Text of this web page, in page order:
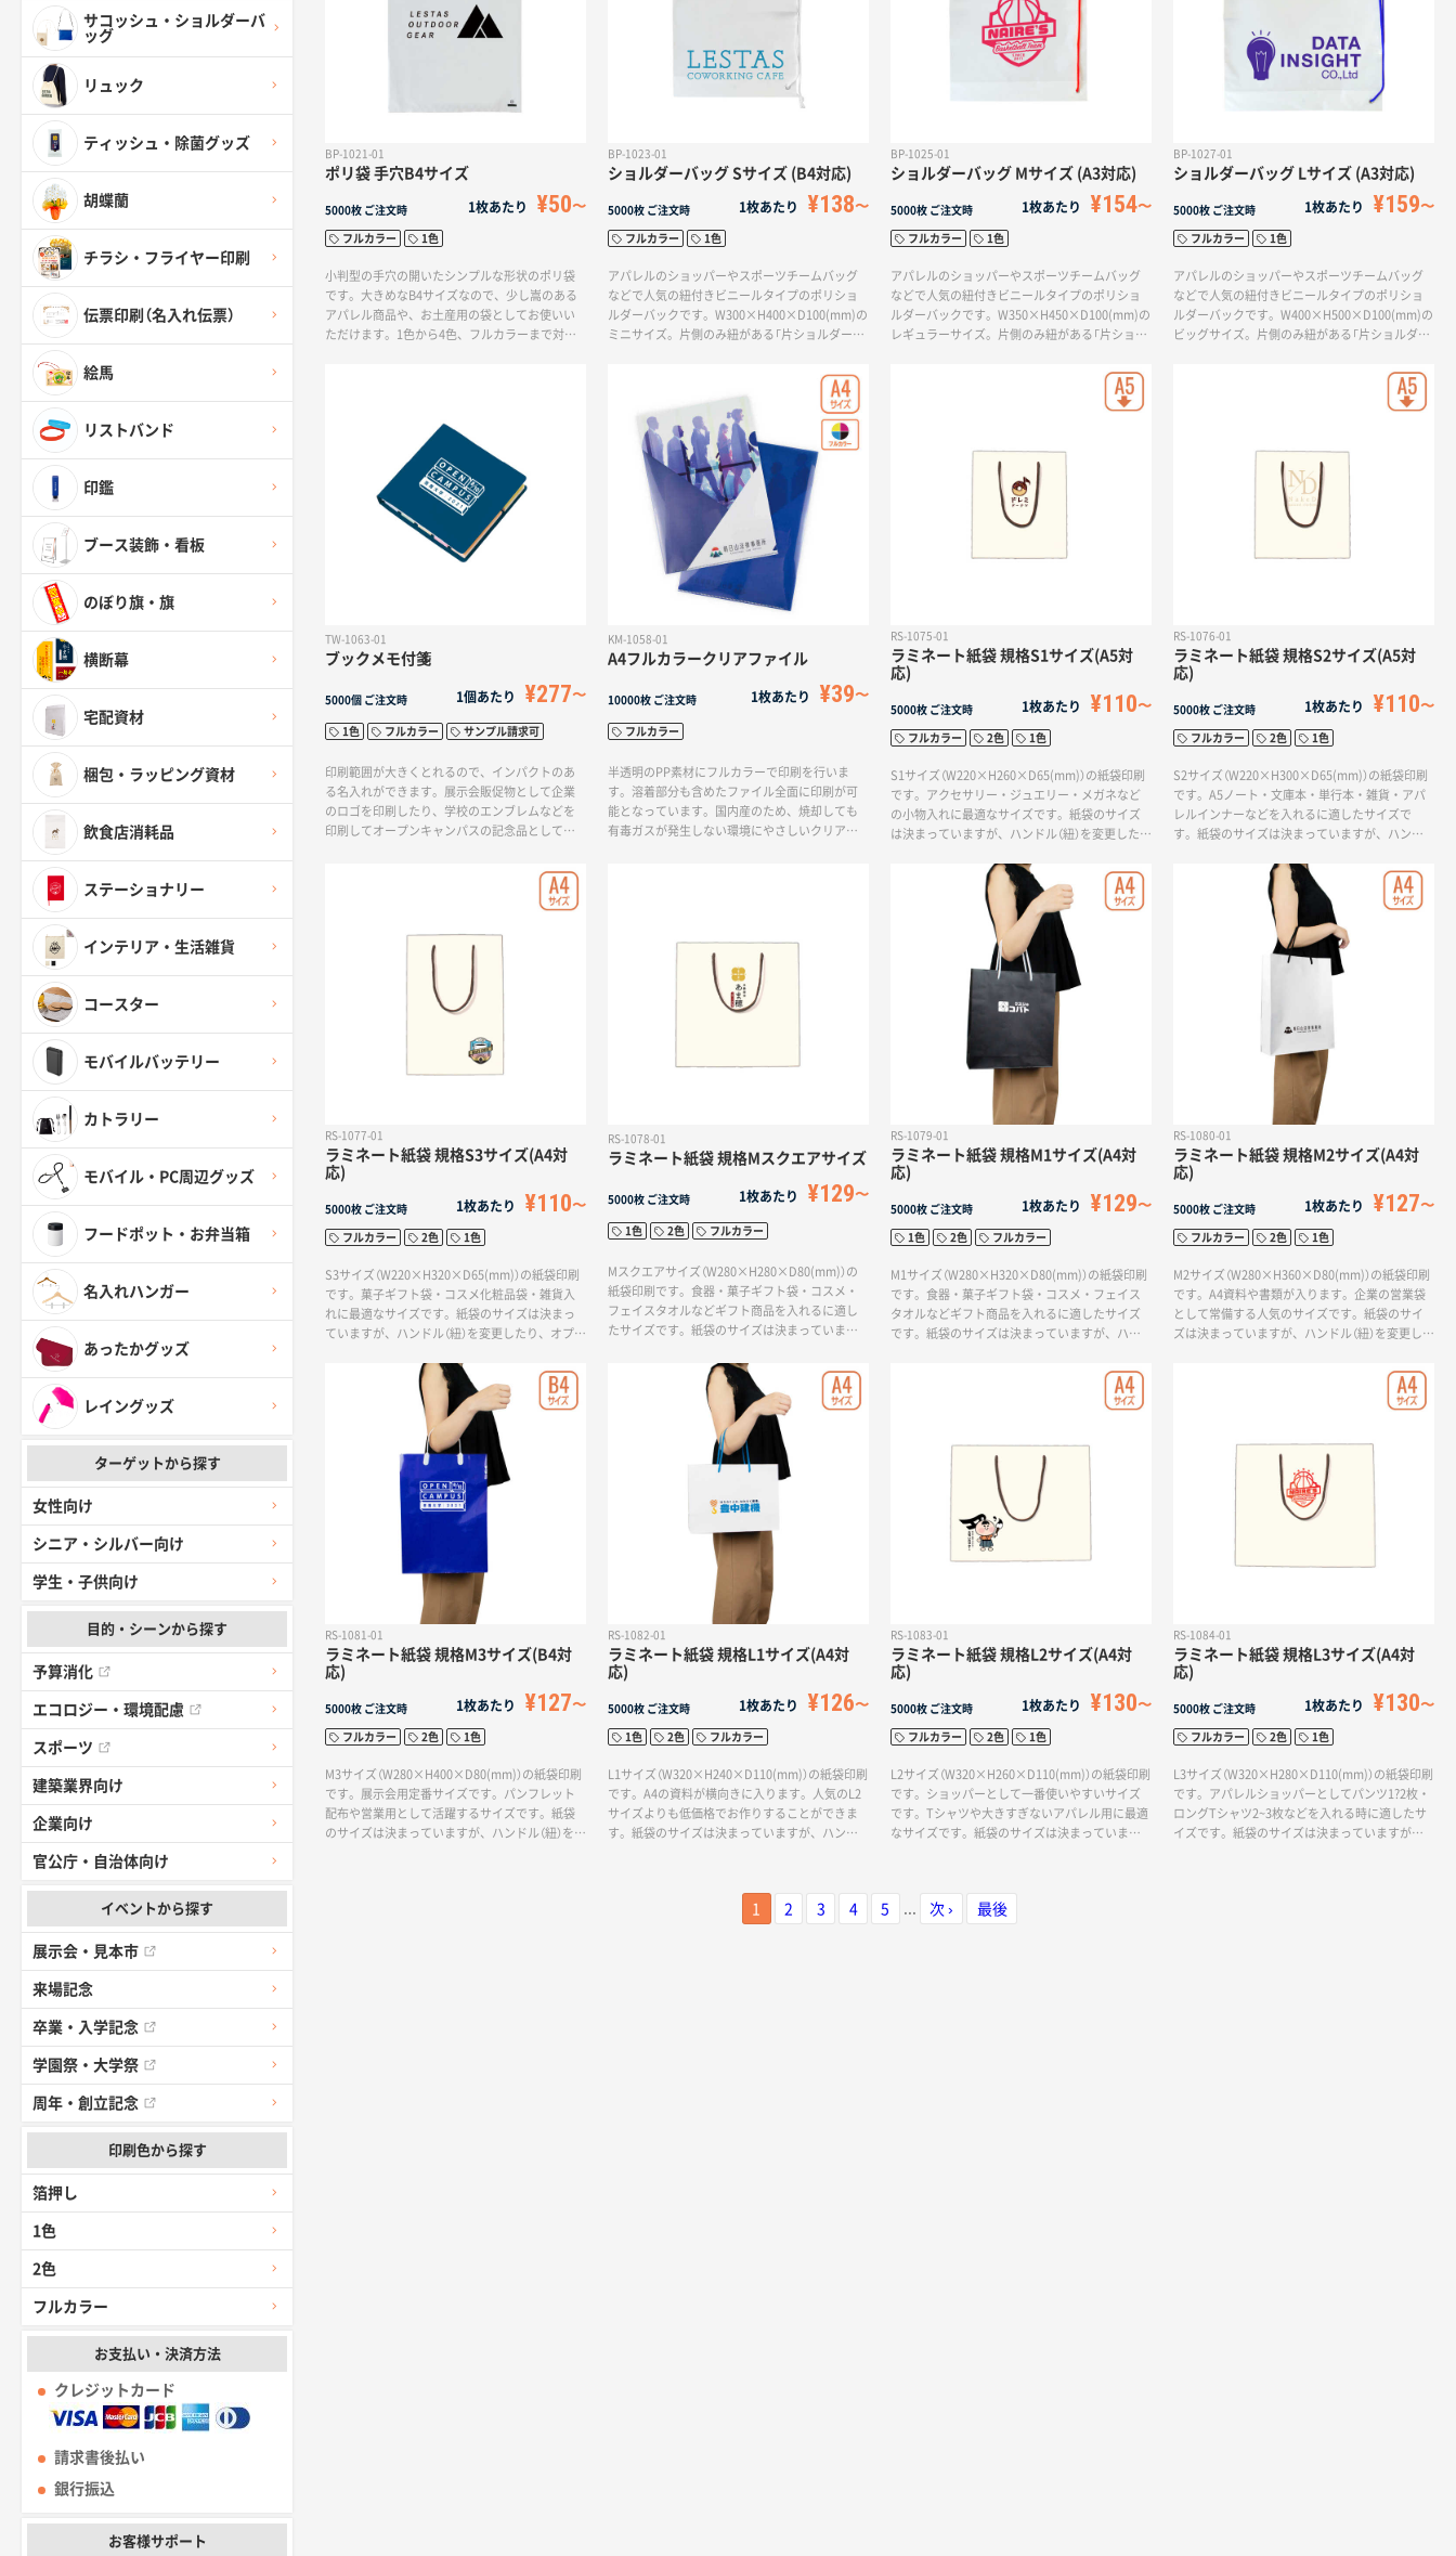
サコッシュ・ショルダーバ
ッグ
リュック
ティッシュ・除菌グッズ
胡蝶蘭
チラシ・フライヤー印刷
伝票印刷（名入れ伝票）
絵馬
リストバンド
印鑑
ブース装飾・看板
のぼり旗・旗
横断幕
宅配資材
梱包・ラッピング資材
飲食店消耗品
ステーショナリー
インテリア・生活雑貨
コースター
モバイルバッテリー
カトラリー
モバイル・PC周辺グッズ
フードポット・お弁当箱
名入れハンガー
あったかグッズ
レイングッズ
ターゲットから探す
女性向け
シニア・シルバー向け
学生・子供向け
目的・シーンから探す
予算消化
エコロジー・環境配慮
スポーツ
建築業界向け
企業向け
官公庁・自治体向け
イベントから探す
展示会・見本市
来場記念
卒業・入学記念
学園祭・大学祭
周年・創立記念
印刷色から探す
箔押し
1色
2色
フルカラー
お支払い・決済方法
クレジットカード
請求書後払い
銀行振込
お客様サポート
BP-1021-01
ポリ袋 手穴B4サイズ
5000枚 ご注文時 1枚あたり ¥50
フルカラー 1色
小判型の手穴の開いたシンプルな形状のポリ袋
です。大きめなB4サイズなので、少し嵩のある
アパレル商品や、お土産用の袋としてお使いい
ただけます。1色から4色、フルカラーまで対応
BP-1023-01
ショルダーバッグ Sサイズ (B4対応)
5000枚 ご注文時 1枚あたり ¥138
フルカラー 1色
アパレルのショッパーやスポーツチームバッグ
などで人気の紐付きビニールタイプのポリショ
ルダーバックです。W300×H400×D100(mm)の
ミニサイズ。片側のみ紐がある「片ショルダーバ
ーツチームの応援グッズ、公式グッズなどの販
BP-1025-01
ショルダーバッグ Mサイズ (A3対応)
5000枚 ご注文時 1枚あたり ¥154
フルカラー 1色
アパレルのショッパーやスポーツチームバッグ
などで人気の紐付きビニールタイプのポリショ
ルダーバックです。W350×H450×D100(mm)の
レギュラーサイズ。片側のみ紐がある「片ショル
やスポーツチームの応援グッズ、公式グッズな
BP-1027-01
ショルダーバッグ Lサイズ (A3対応)
5000枚 ご注文時 1枚あたり ¥159
フルカラー 1色
アパレルのショッパーやスポーツチームバッグ
などで人気の紐付きビニールタイプのポリショ
ルダーバックです。W400×H500×D100(mm)の
ビッグサイズ。片側のみ紐がある「片ショルダー
商品のショッパー以外にもお土産袋やスポーツ
チームの応援グッズ、公式グッズなどの販売品
TW-1063-01
ブックメモ付箋
5000個 ご注文時 1個あたり ¥277
1色 フルカラー サンプル請求可
印刷範囲が大きくとれるので、インパクトのあ
る名入れができます。展示会販促物として企業
のロゴを印刷したり、学校のエンブレムなどを
印刷してオープンキャンパスの記念品としての
っているため、たっぷりお使いいただけます。
KM-1058-01
A4フルカラークリアファイル
10000枚 ご注文時 1枚あたり ¥39
フルカラー
半透明のPP素材にフルカラーで印刷を行いま
す。溶着部分も含めたファイル全面に印刷が可
能となっています。国内産のため、焼却しても
有毒ガスが発生しない環境にやさしいクリアフ
RS-1075-01
ラミネート紙袋 規格S1サイズ(A5対
応)
5000枚 ご注文時 1枚あたり ¥110
フルカラー 2色 1色
S1サイズ（W220×H260×D65(mm)）の紙袋印刷
です。アクセサリー・ジュエリー・メガネなど
の小物入れに最適なサイズです。紙袋のサイズ
は決まっていますが、ハンドル（紐）を変更した
リティを出すことができます。
RS-1076-01
ラミネート紙袋 規格S2サイズ(A5対
応)
5000枚 ご注文時 1枚あたり ¥110
フルカラー 2色 1色
S2サイズ（W220×H300×D65(mm)）の紙袋印刷
です。A5ノート・文庫本・単行本・雑貨・アパ
レルインナーなどを入れるに適したサイズで
す。紙袋のサイズは決まっていますが、ハンド
ことでオリジナリティを出すことができます。
RS-1077-01
ラミネート紙袋 規格S3サイズ(A4対
応)
5000枚 ご注文時 1枚あたり ¥110
フルカラー 2色 1色
S3サイズ（W220×H320×D65(mm)）の紙袋印刷
です。菓子ギフト袋・コスメ化粧品袋・雑貨入
れに最適なサイズです。紙袋のサイズは決まっ
ていますが、ハンドル（紐）を変更したり、オプシ
すことができます。
RS-1078-01
ラミネート紙袋 規格Mスクエアサイズ
5000枚 ご注文時 1枚あたり ¥129
1色 2色 フルカラー
Mスクエアサイズ（W280×H280×D80(mm)）の
紙袋印刷です。食器・菓子ギフト袋・コスメ・
フェイスタオルなどギフト商品を入れるに適し
たサイズです。紙袋のサイズは決まっています
を追加することでオリジナリティを出すことが
RS-1079-01
ラミネート紙袋 規格M1サイズ(A4対
応)
5000枚 ご注文時 1枚あたり ¥129
1色 2色 フルカラー
M1サイズ（W280×H320×D80(mm)）の紙袋印刷
です。食器・菓子ギフト袋・コスメ・フェイス
タオルなどギフト商品を入れるに適したサイズ
です。紙袋のサイズは決まっていますが、ハン
ることでオリジナリティを出すことができま
RS-1080-01
ラミネート紙袋 規格M2サイズ(A4対
応)
5000枚 ご注文時 1枚あたり ¥127
フルカラー 2色 1色
M2サイズ（W280×H360×D80(mm)）の紙袋印刷
です。A4資料や書類が入ります。企業の営業袋
として常備する人気のサイズです。紙袋のサイ
ズは決まっていますが、ハンドル（紐）を変更した
RS-1081-01
ラミネート紙袋 規格M3サイズ(B4対
応)
5000枚 ご注文時 1枚あたり ¥127
フルカラー 2色 1色
M3サイズ（W280×H400×D80(mm)）の紙袋印刷
です。展示会用定番サイズです。パンフレット
配布や営業用として活躍するサイズです。紙袋
のサイズは決まっていますが、ハンドル（紐）を変
RS-1082-01
ラミネート紙袋 規格L1サイズ(A4対
応)
5000枚 ご注文時 1枚あたり ¥126
1色 2色 フルカラー
L1サイズ（W320×H240×D110(mm)）の紙袋印刷
です。A4の資料が横向きに入ります。人気のL2
サイズよりも低価格でお作りすることができま
す。紙袋のサイズは決まっていますが、ハンド
RS-1083-01
ラミネート紙袋 規格L2サイズ(A4対
応)
5000枚 ご注文時 1枚あたり ¥130
フルカラー 2色 1色
L2サイズ（W320×H260×D110(mm)）の紙袋印刷
です。ショッパーとして一番使いやすいサイズ
です。Tシャツや大きすぎないアパレル用に最適
なサイズです。紙袋のサイズは決まっています
RS-1084-01
ラミネート紙袋 規格L3サイズ(A4対
応)
5000枚 ご注文時 1枚あたり ¥130
フルカラー 2色 1色
L3サイズ（W320×H280×D110(mm)）の紙袋印刷
です。アパレルショッパーとしてパンツ1?2枚・
ロングTシャツ2~3枚などを入れる時に適したサ
イズです。紙袋のサイズは決まっていますが、
1 2 3 4 5 次 › 最後